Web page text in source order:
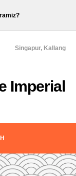
Imperial
Singapur, Kallang